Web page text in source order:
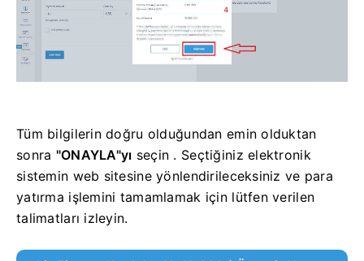
Tüm bilgilerin doğru olduğundan emin olduktan
sonra "ONAYLA"yı seçin . Seçtiğiniz elektronik
sistemin web sitesine yönlendirileceksiniz ve para
yatırma işlemini tamamlamak için lütfen verilen
talimatları izleyin.